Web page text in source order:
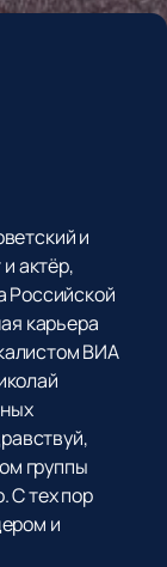
и
актёр,
Российской
карьера
ВИА
группы
С тех пор
и